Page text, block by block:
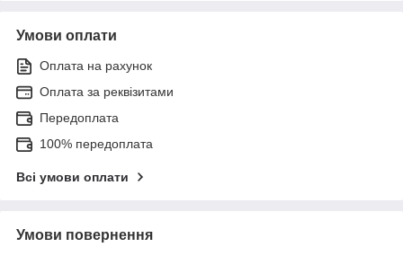
Умови оплати
Оплата на рахунок
Оплата за реквізитами
Передоплата
100% передоплата
Всі умови оплати
Умови повернення